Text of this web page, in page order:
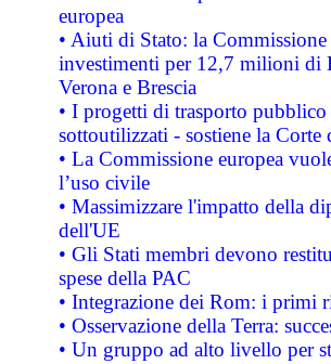
europea
• Aiuti di Stato: la
investimenti per 12,7 milioni di
Verona e Brescia
• I progetti di trasporto
sottoutilizzati - sostiene la Corte
• La Commissione europea
l’uso civile
• Massimizzare l'impatto della
dell'UE
• Gli Stati membri devono
spese della PAC
• Integrazione dei Rom: i primi
• Osservazione della Terra:
• Un gruppo ad alto livello per